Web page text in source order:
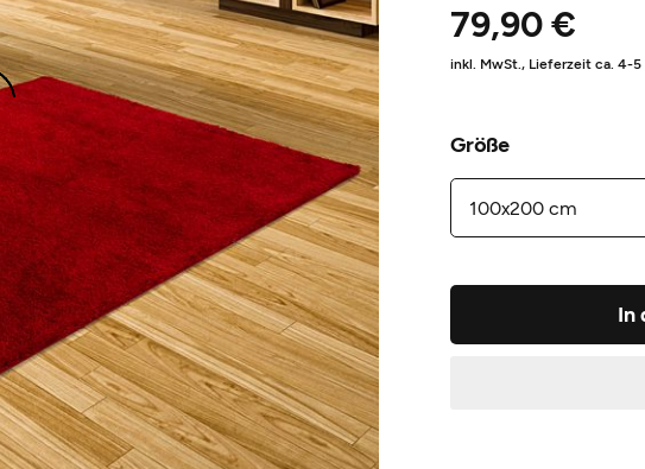
79,90 €
inkl. MwSt., Lieferzeit ca. 4-5
Größe
In